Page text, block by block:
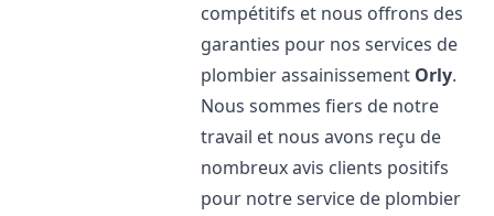
compétitifs et nous offrons des
garanties pour nos services de
plombier assainissement Orly.
Nous sommes fiers de notre
travail et nous avons reçu de
nombreux avis clients positifs
pour notre service de plombier